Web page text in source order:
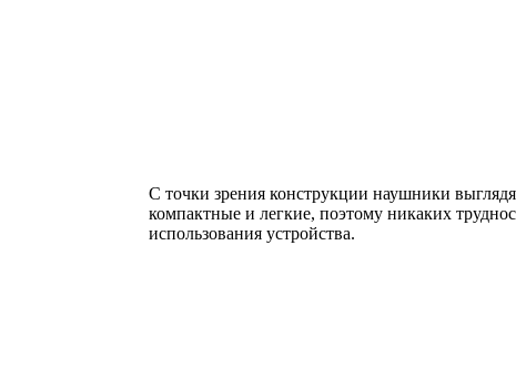
С точки зрения конструкции наушники
компактные и легкие, поэтому никаких
использования устройства.